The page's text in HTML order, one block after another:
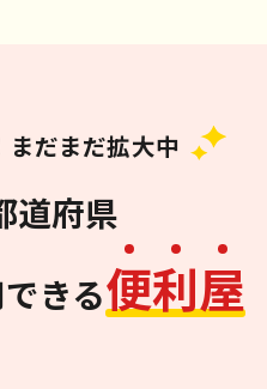
だまだ拡大中
道府県
きる便利屋